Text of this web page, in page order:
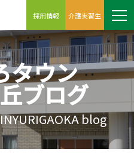
採用情報 介護実習生
タウン
ブログ
blog